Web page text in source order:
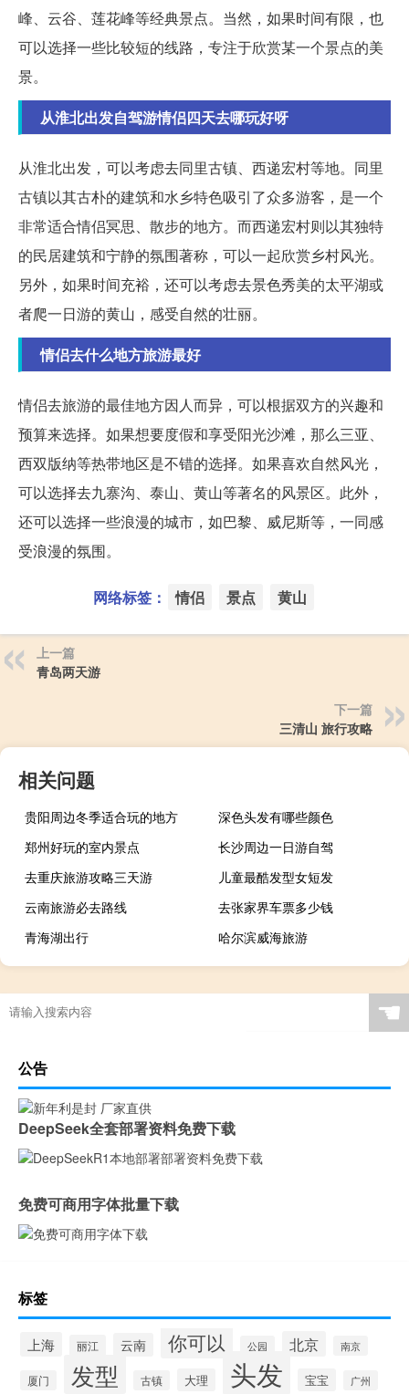
峰、云谷、莲花峰等经典景点。当然，如果时间有限，也
可以选择一些比较短的线路，专注于欣赏某一个景点的美
景。
从淮北出发自驾游情侣四天去哪玩好呀
从淮北出发，可以考虑去同里古镇、西递宏村等地。同里
古镇以其古朴的建筑和水乡特色吸引了众多游客，是一个
非常适合情侣冥思、散步的地方。而西递宏村则以其独特
的民居建筑和宁静的氛围著称，可以一起欣赏乡村风光。
另外，如果时间充裕，还可以考虑去景色秀美的太平湖或
者爬一日游的黄山，感受自然的壮丽。
情侣去什么地方旅游最好
情侣去旅游的最佳地方因人而异，可以根据双方的兴趣和
预算来选择。如果想要度假和享受阳光沙滩，那么三亚、
西双版纳等热带地区是不错的选择。如果喜欢自然风光，
可以选择去九寨沟、泰山、黄山等著名的风景区。此外，
还可以选择一些浪漫的城市，如巴黎、威尼斯等，一同感
受浪漫的氛围。
网络标签： 情侣 景点 黄山
上一篇
青岛两天游
下一篇
三清山 旅行攻略
相关问题
贵阳周边冬季适合玩的地方
深色头发有哪些颜色
郑州好玩的室内景点
长沙周边一日游自驾
去重庆旅游攻略三天游
儿童最酷发型女短发
云南旅游必去路线
去张家界车票多少钱
青海湖出行
哈尔滨威海旅游
☚
公告
DeepSeek全套部署资料免费下载
免费可商用字体批量下载
标签
上海 丽江 云南 你可以 公园 北京 南京
厦门 发型 古镇 大理 头发 宝宝 广州